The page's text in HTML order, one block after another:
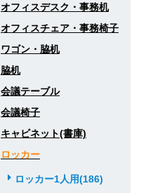
オフィスデスク・事務机
オフィスチェア・事務椅子
ワゴン・脇机
脇机
会議テーブル
会議椅子
キャビネット(書庫)
ロッカー
ロッカー1人用(186)